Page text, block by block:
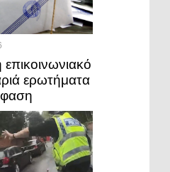
ερωτήματα